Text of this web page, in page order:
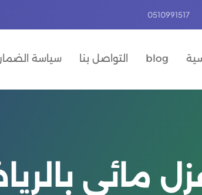
0510991517
blog التواصل بنا سياسة
مائي